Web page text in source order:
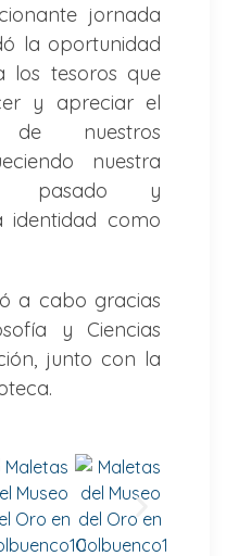
jornada
la oportunidad
los tesoros que
y apreciar el
nuestros
nuestra
pasado y
identidad como
a cabo gracias
y Ciencias
junto con la